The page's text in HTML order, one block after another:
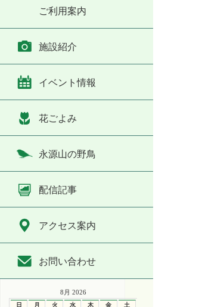
ご利用案内
施設紹介
イベント情報
花ごよみ
永源山の野鳥
配信記事
アクセス案内
お問い合わせ
8月 2026
日 月 火 水 木 金 土